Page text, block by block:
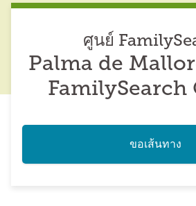
ศูนย์
Palma de
FamilySearch
ขอเส้นทาง